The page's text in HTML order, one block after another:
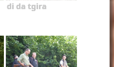
di da tgira